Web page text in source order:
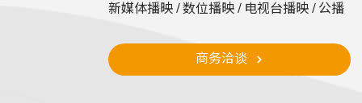
新媒体播映 / 数位播映 / 电视台播映 / 公播
商务洽谈